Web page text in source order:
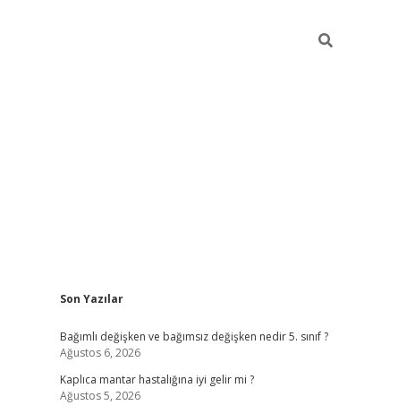
Sidebar
Son Yazılar
Bağımlı değişken ve bağımsız değişken nedir 5. sınıf ?
Ağustos 6, 2026
Kaplıca mantar hastalığına iyi gelir mi ?
Ağustos 5, 2026